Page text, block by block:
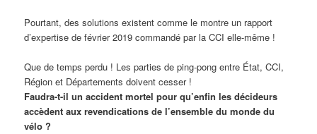
Pourtant, des solutions existent comme le montre un rapport
d’expertise de février 2019 commandé par la CCI elle-même !
Que de temps perdu ! Les parties de ping-pong entre État, CCI,
Région et Départements doivent cesser !
Faudra-t-il un accident mortel pour qu’enfin les décideurs
accèdent aux revendications de l’ensemble du monde du
vélo ?